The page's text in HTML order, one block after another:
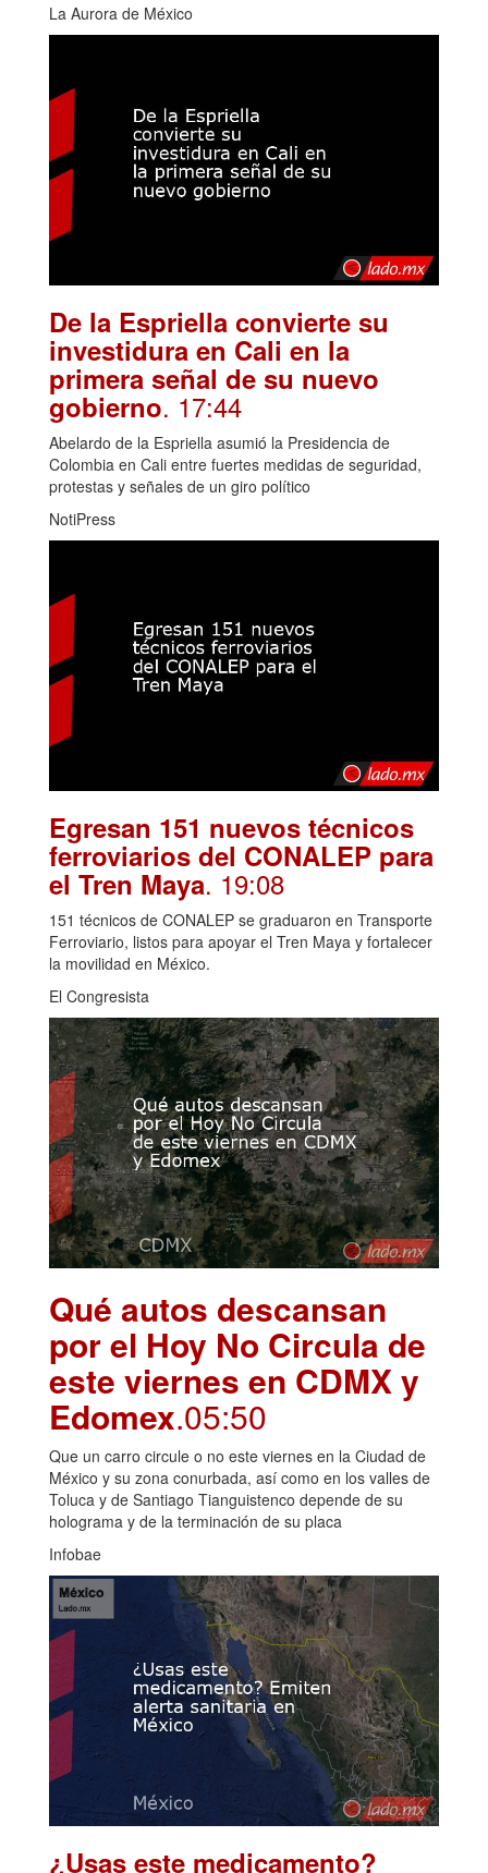
La Aurora de México
De la Espriella convierte su
investidura en Cali en la
primera señal de su nuevo
gobierno. 17:44
Abelardo de la Espriella asumió la Presidencia de
Colombia en Cali entre fuertes medidas de seguridad,
protestas y señales de un giro político
NotiPress
Egresan 151 nuevos técnicos
ferroviarios del CONALEP para
el Tren Maya. 19:08
151 técnicos de CONALEP se graduaron en Transporte
Ferroviario, listos para apoyar el Tren Maya y fortalecer
la movilidad en México.
El Congresista
Qué autos descansan
por el Hoy No Circula de
este viernes en CDMX y
Edomex.05:50
Que un carro circule o no este viernes en la Ciudad de
México y su zona conurbada, así como en los valles de
Toluca y de Santiago Tianguistenco depende de su
holograma y de la terminación de su placa
Infobae
¿Usas este medicamento?